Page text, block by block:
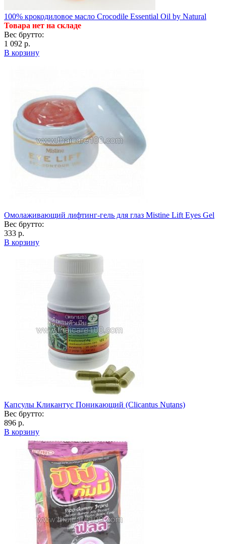
100% крокодиловое масло Crocodile Essential Oil by Natural
Товара нет на складе
Вес брутто:
1 092 р.
В корзину
Омолаживающий лифтинг-гель для глаз Mistine Lift Eyes Gel
Вес брутто:
333 р.
В корзину
Капсулы Кликантус Поникающий (Clicantus Nutans)
Вес брутто:
896 р.
В корзину